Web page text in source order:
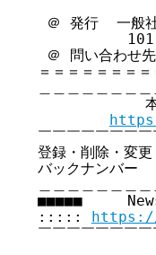
＠ 発行  一般社
101-
＠ 問い合わせ
＝＝＝＝＝＝＝
本
￣￣￣￣￣￣￣
登録・削除・
バックナン
■■■■■     News
::::: https://
￣￣￣￣￣￣￣